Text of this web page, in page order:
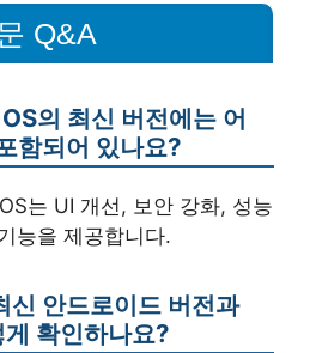
Q&A
의 최신 버전에는 어
함되어 있나요?
는 UI 개선, 보안 강화, 성능
능을 제공합니다.
신 안드로이드 버전과
확인하나요?